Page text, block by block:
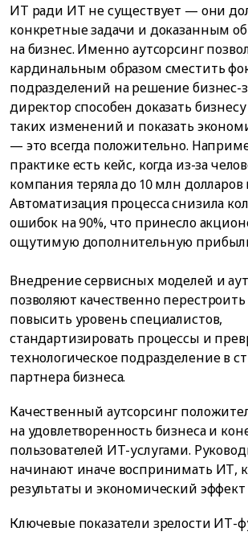
ИТ ради ИТ не существует — они
конкретные задачи и доказанным
на бизнес. Именно аутсорсинг
кардинальным образом сместить
подразделений на решение бизнес-
директор способен доказать
таких изменений и показать
— это всегда положительно.
практике есть кейс, когда из-за
компания теряла до 10 млн долларов
Автоматизация процесса снизила
ошибок на 90%, что принесло
ощутимую дополнительную
Внедрение сервисных моделей и
позволяют качественно
повысить уровень специалистов,
стандартизировать процессы и
технологическое подразделение в
партнера бизнеса.
Качественный аутсорсинг
на удовлетворенность бизнеса и
пользователей ИТ-услугами.
начинают иначе воспринимать ИТ,
результаты и экономический эффект
Ключевые показатели зрелости ИТ-